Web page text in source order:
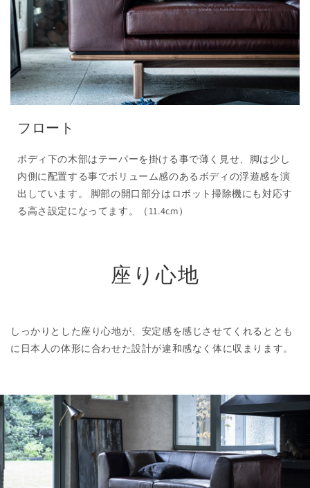
フロート
ボディ下の木部はテーパーを掛ける事で薄く見せ、脚は少し
内側に配置する事でボリューム感のあるボディの浮遊感を演
出しています。 脚部の開口部分はロボット掃除機にも対応す
る高さ設定になってます。（11.4cm）
座り心地
しっかりとした座り心地が、安定感を感じさせてくれるととも
に日本人の体形に合わせた設計が違和感なく体に収まります。